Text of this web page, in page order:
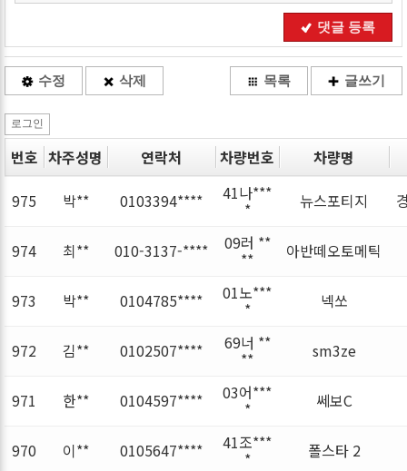
댓글 등록
수정 삭제 목록 글쓰기
로그인
번호 차주성명 연락처 차량번호
차량명
975
박** 0103394**** 41나***
* 뉴스포티지
974 최** 010-3137-**** 09러 **
** 아반떼오토메틱
973 박** 0104785**** 01노***
* 넥쏘
972 김** 0102507**** 69너 **
** sm3ze
971 한** 0104597**** 03어***
* 쎄보C
970 이** 0105647**** 41조***
* 폴스타 2